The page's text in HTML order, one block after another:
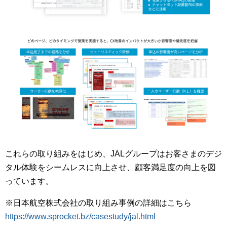
これらの取り組みをはじめ、JALグループはお客さまのデジ
タル体験をシームレスに向上させ、顧客満足度の向上を図
っています。
※日本航空株式会社の取り組み事例の詳細はこちら
https://www.sprocket.bz/casestudy/jal.html